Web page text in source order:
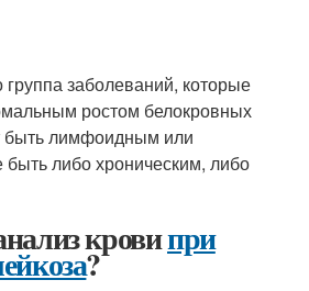
группа заболеваний, которые
ростом белокровных
быть лимфоидным или
либо хроническим, либо
кровипри
?